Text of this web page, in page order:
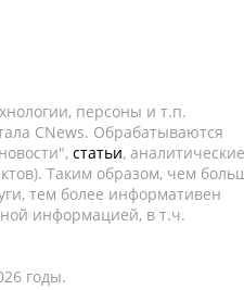
персоны и т.п.
CNews. Обрабатываются
статьи, аналитические
Таким образом, чем
тем более информативен
информацией, в т.ч.
годы.